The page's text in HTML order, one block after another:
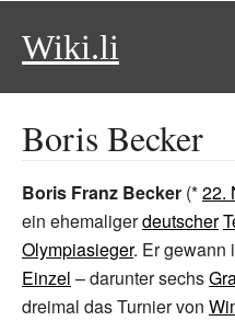
Wiki.li
Boris Becker
Boris Franz Becker (*22.
ein ehemaligerdeutscher
Olympiasieger. Er gewann
Einzel – darunter sechs
dreimal das Turnier von